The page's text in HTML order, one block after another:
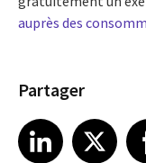
auprès des
Partager
Share article on LinkedIn
LinkedIn
Share article on X